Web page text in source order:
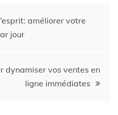
améliorer votre
jour
dynamiser vos ventes en
ligne immédiates